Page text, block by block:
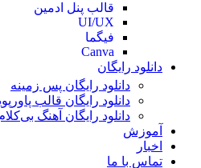
قالب پنل ادمین
UI/UX
فیگما
Canva
دانلود رایگان
دانلود رایگان پس زمینه
دانلود رایگان قالب‌
دانلود رایگان آهنگ
آموزش
اخبار
تماس با ما